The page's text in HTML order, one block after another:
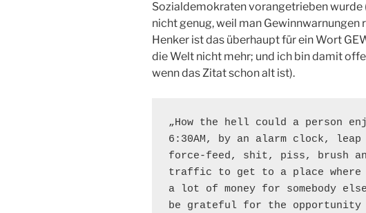
Sozialdemokraten vorangetrieben wurde
nicht genug, weil man Gewinnwarnungen
Henker ist das überhaupt für ein Wort
die Welt nicht mehr; und ich bin damit
wenn das Zitat schon alt ist).
„How the hell could a person
6:30AM, by an alarm clock,
force-feed, shit, piss, brush
traffic to get to a place where
a lot of money for somebody
be grateful for the opportunity